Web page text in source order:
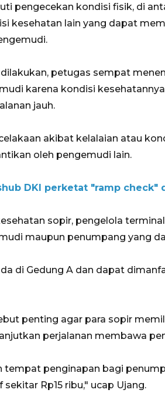
pengecekan kondisi fisik, di
kesehatan lain yang dapat
petugas sempat
karena kondisi
jauh.
akibat kelalaian atau
oleh pengemudi lain.
DKI perketat "ramp check"
sopir, pengelola
maupun penumpang yang
di Gedung A dan dapat
penting agar para sopir
perjalanan membawa
tempat penginapan bagi
Rp15 ribu," ucap Ujang.
upaya
9 Juli 2026